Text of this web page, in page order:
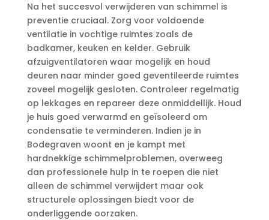
Na het succesvol verwijderen van schimmel is
preventie cruciaal.​ Zorg voor voldoende
ventilatie in vochtige ruimtes zoals de
badkamer, keuken en kelder.​ Gebruik
afzuigventilatoren waar mogelijk en houd
deuren naar minder goed geventileerde ruimtes
zoveel mogelijk gesloten.​ Controleer regelmatig
op lekkages en repareer deze onmiddellijk.​ Houd
je huis goed verwarmd en geïsoleerd om
condensatie te verminderen.​ Indien je in
Bodegraven woont en je kampt met
hardnekkige schimmelproblemen, overweeg
dan professionele hulp in te roepen die niet
alleen de schimmel verwijdert maar ook
structurele oplossingen biedt voor de
onderliggende oorzaken.​